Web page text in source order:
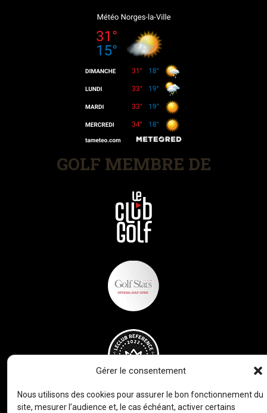
Gérer le consentement
Nous utilisons des cookies pour assurer le bon fonctionnement du
site, mesurer l’audience et, le cas échéant, activer certains
GOLF MEMBRE DE